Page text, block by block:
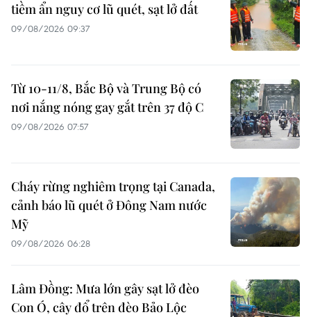
tiềm ẩn nguy cơ lũ quét, sạt lở đất
09/08/2026 09:37
Từ 10-11/8, Bắc Bộ và Trung Bộ có
nơi nắng nóng gay gắt trên 37 độ C
09/08/2026 07:57
Cháy rừng nghiêm trọng tại Canada,
cảnh báo lũ quét ở Đông Nam nước
Mỹ
09/08/2026 06:28
Lâm Đồng: Mưa lớn gây sạt lở đèo
Con Ó, cây đổ trên đèo Bảo Lộc